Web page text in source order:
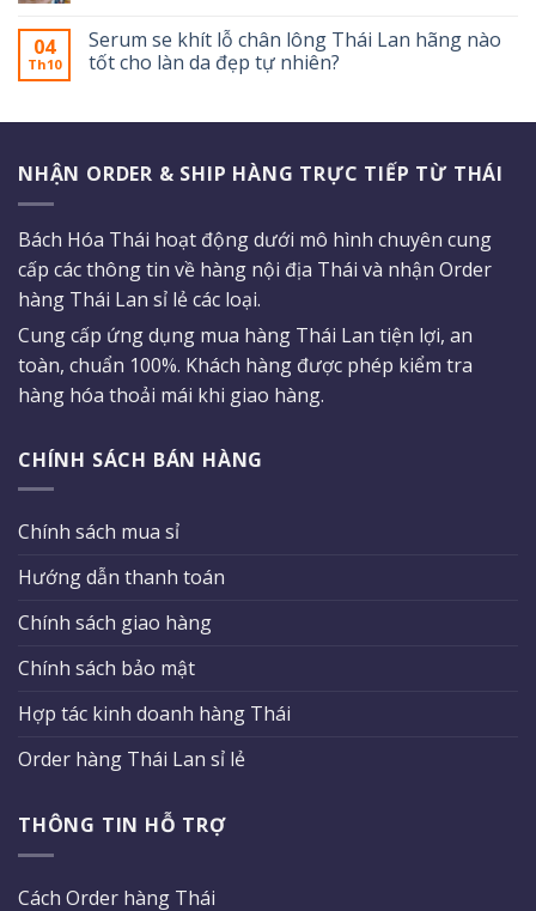
04
Th10
Serum se khít lỗ chân lông Thái Lan hãng nào
tốt cho làn da đẹp tự nhiên?
NHẬN ORDER & SHIP HÀNG TRỰC TIẾP TỪ THÁI
Bách Hóa Thái hoạt động dưới mô hình chuyên cung
cấp các thông tin về hàng nội địa Thái và nhận Order
hàng Thái Lan sỉ lẻ các loại.
Cung cấp ứng dụng mua hàng Thái Lan tiện lợi, an
toàn, chuẩn 100%. Khách hàng được phép kiểm tra
hàng hóa thoải mái khi giao hàng.
CHÍNH SÁCH BÁN HÀNG
Chính sách mua sỉ
Hướng dẫn thanh toán
Chính sách giao hàng
Chính sách bảo mật
Hợp tác kinh doanh hàng Thái
Order hàng Thái Lan sỉ lẻ
THÔNG TIN HỖ TRỢ
Cách Order hàng Thái